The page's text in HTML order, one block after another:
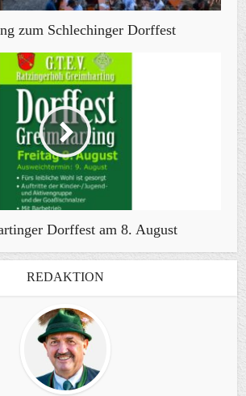
zum Schlechinger Dorffest
Dorffest am 8. August
REDAKTION